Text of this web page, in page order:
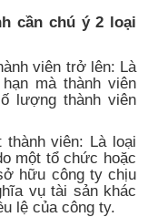
cần chú ý 2 loại
viên trở lên: Là
mà thành viên
lượng thành viên
thành viên: Là loại
một tổ chức hoặc
hữu công ty chịu
vụ tài sản khác
lệ của công ty.